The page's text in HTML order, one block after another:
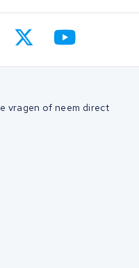
vragen of neem direct